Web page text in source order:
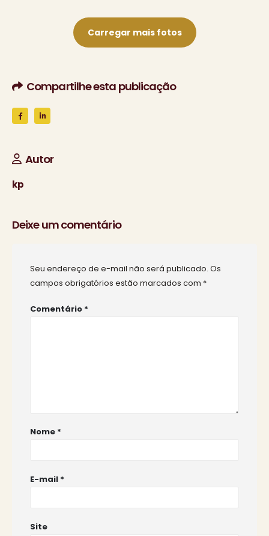
Carregar mais fotos
Compartilhe esta publicação
Autor
kp
Deixe um comentário
Seu endereço de e-mail não será publicado. Os
campos obrigatórios estão marcados com *
Comentário *
Nome *
E-mail *
Site